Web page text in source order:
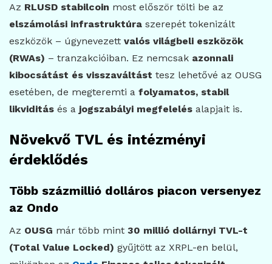
Az RLUSD stabilcoin most először tölti be az
elszámolási infrastruktúra szerepét tokenizált
eszközök – úgynevezett valós világbeli eszközök
(RWAs) – tranzakcióiban. Ez nemcsak azonnali
kibocsátást és visszaváltást tesz lehetővé az OUSG
esetében, de megteremti a folyamatos, stabil
likviditás és a jogszabályi megfelelés alapjait is.
Növekvő TVL és intézményi
érdeklődés
Több százmillió dolláros piacon versenyez
az Ondo
Az OUSG már több mint 30 millió dollárnyi TVL-t
(Total Value Locked) gyűjtött az XRPL-en belül,